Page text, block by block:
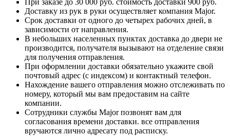
При заказе до 30 000 руб. стоимость доставки 900 руб.
Доставку из рук в руки осуществляет компания Major.
Срок доставки от одного до четырех рабочих дней, в
зависимости от направления.
В небольших населенных пунктах доставка до двери не
производится, получателя вызывают на отделение связи
для получения отправления.
При оформлении доставки обязательно укажите свой
почтовый адрес (с индексом) и контактный телефон.
Нахождение вашего отправления можно отслеживать по
номеру, который мы вам предоставим на сайте
компании.
Сотрудники службы Major позвонят вам для
согласования времени доставки. все отправления
вручаются лично адресату под расписку.